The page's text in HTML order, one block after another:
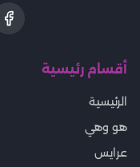
أقسام رئيسية
الرئيسية
هو وهي
عرايس